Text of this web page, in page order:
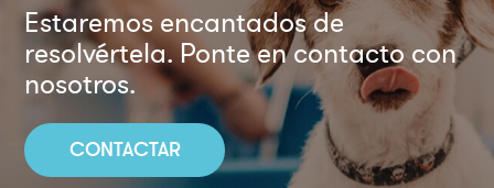
Estaremos encantados de
resolvértela. Ponte en contacto con
nosotros.
CONTACTAR